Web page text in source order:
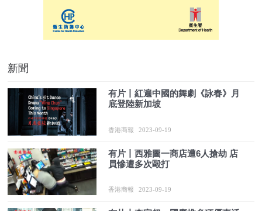
新聞
有片丨紅遍中國的舞劇《詠春》月
底登陸新加坡
香港商報 2023-09-19
有片丨西雅圖一商店遭6人搶劫 店
員慘遭多次毆打
香港商報 2023-09-19